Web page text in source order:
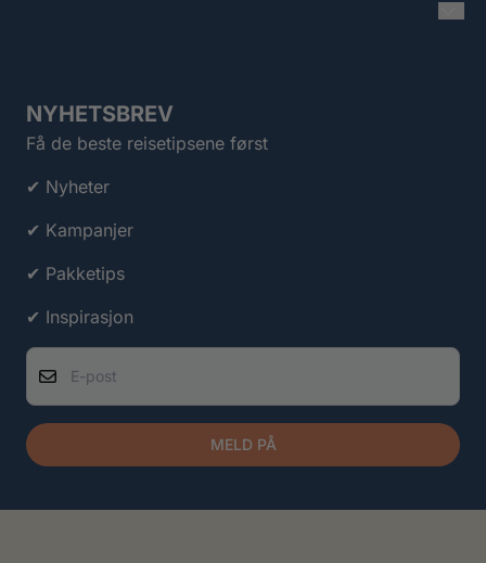
NYHETSBREV
Få de beste reisetipsene først
✔ Nyheter
✔ Kampanjer
✔ Pakketips
✔ Inspirasjon
E-post
MELD PÅ